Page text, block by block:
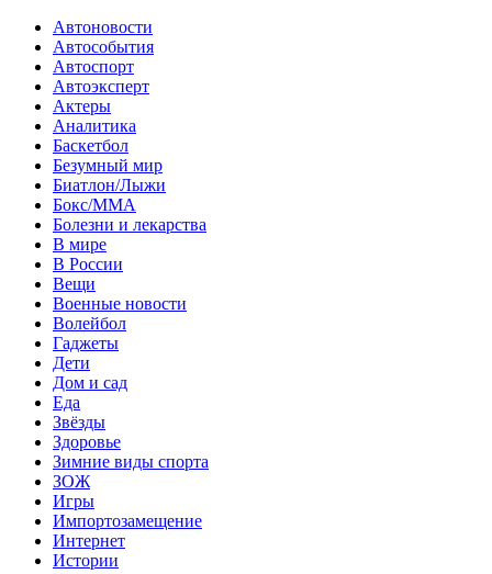
Автоновости
Автособытия
Автоспорт
Автоэксперт
Актеры
Аналитика
Баскетбол
Безумный мир
Биатлон/Лыжи
Бокс/MMA
Болезни и лекарства
В мире
В России
Вещи
Военные новости
Волейбол
Гаджеты
Дети
Дом и сад
Еда
Звёзды
Здоровье
Зимние виды спорта
ЗОЖ
Игры
Импортозамещение
Интернет
Истории